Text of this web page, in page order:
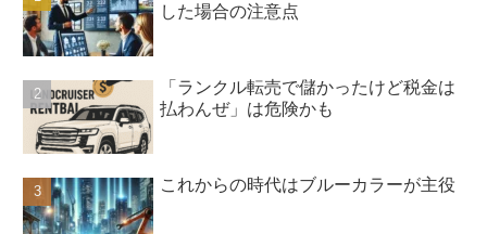
した場合の注意点
「ランクル転売で儲かったけど税金は
払わんぜ」は危険かも
これからの時代はブルーカラーが主役